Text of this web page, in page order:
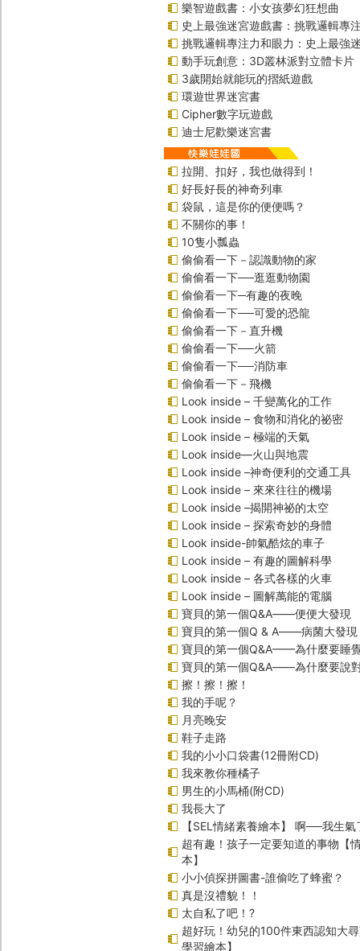
樂智遊戲書：小女孩夢幻狂想曲
史上最強迷宮遊戲書：挑戰邏輯專
挑戰邏輯專注力和眼力：史上最強
動手玩創意：3D叢林派對立體卡片
3歲開始就能玩的摺紙遊戲
環遊世界迷宮書
Cipher數字玩遊戲
迪士尼歡樂迷宮書
拉開、扣好，我也做得到！
好長好長的神奇列車
袋鼠，這是你的便便嗎？
不關你的事！
10隻小瓢蟲
偷偷看一下－認識動物的家
偷偷看一下──逛逛動物園
偷偷看一下─有趣的夜晚
偷偷看一下──可愛的恐龍
偷偷看一下－直升機
偷偷看一下──火箭
偷偷看一下──消防車
偷偷看一下－飛機
Look inside – 千變萬化的工作
Look inside – 食物和消化的祕密
Look inside – 極端的天氣
Look inside—火山與地震
Look inside –神奇便利的交通工具
Look inside – 來來往往的機場
Look inside –揭開神祕的太空
Look inside – 探索奇妙的身體
Look inside-帥氣酷炫的車子
Look inside – 有趣的圖解科學
Look inside – 各式各樣的火車
Look inside – 圖解萬能的電腦
寶貝的第一個Q&A――便便大發現
寶貝的第一個Q & A――病菌大發現
寶貝的第一個Q&A——為什麼要睡
寶貝的第一個Q&A――為什麼要說
擦！擦！擦！
我的手呢？
月亮晚安
鞋子走路
我的小小口袋書(12冊附CD)
我來教你種橘子
男生的小馬桶(附CD)
我長大了
【SEL情緒素養繪本】 啊──我生
超有趣！孩子一定要知道的事物【
本】
小小偵探拼圖書-誰偷吃了蜂蜜？
真是沒禮貌！！
太自私了吧！?
超好玩！幼兒的100件東西認知大
學習繪本】